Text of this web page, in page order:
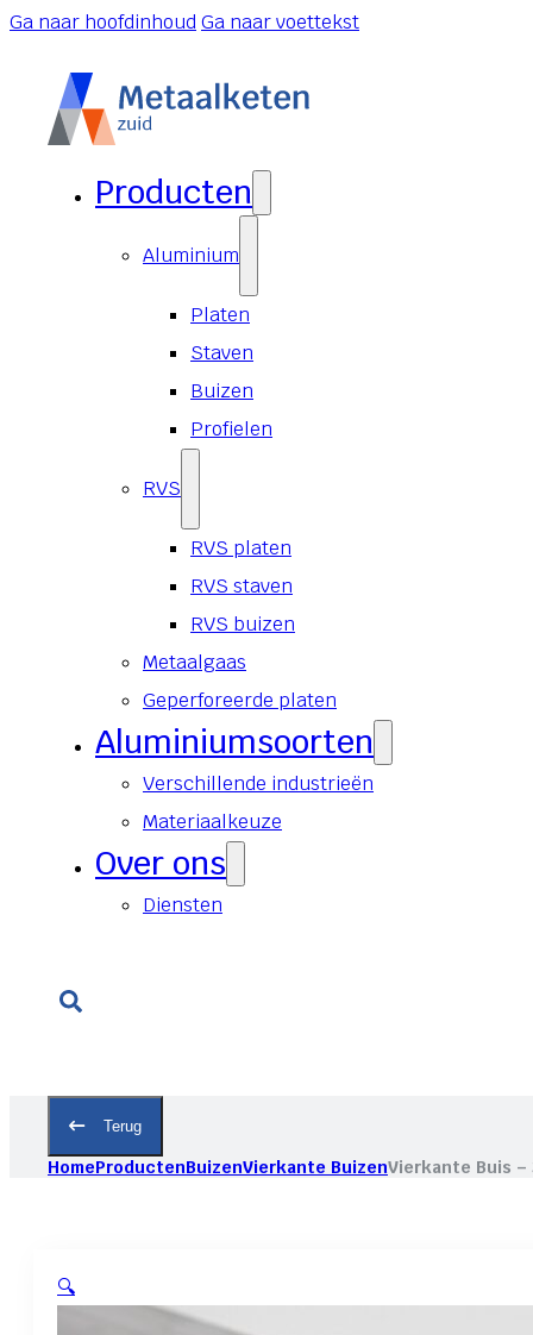
Ga naar hoofdinhoudGa naar voettekst
Producten
Aluminium
Platen
Staven
Buizen
Profielen
RVS
RVS platen
RVS staven
RVS buizen
Metaalgaas
Geperforeerde platen
Aluminiumsoorten
Verschillende industrieën
Materiaalkeuze
Over ons
Diensten
Terug
HomeProductenBuizenVierkante BuizenVierkante Buis –
🔍